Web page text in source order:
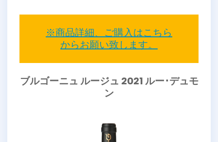
※商品詳細、ご購入はこちら
からお願い致します。
ブルゴーニュ ルージュ 2021 ルー･デュモ
ン